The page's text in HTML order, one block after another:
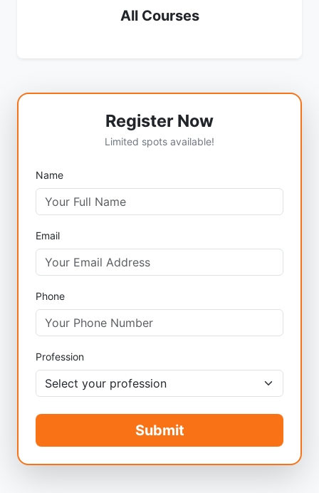
All Courses
Register Now
Limited spots available!
Name
Email
Phone
Profession
Submit